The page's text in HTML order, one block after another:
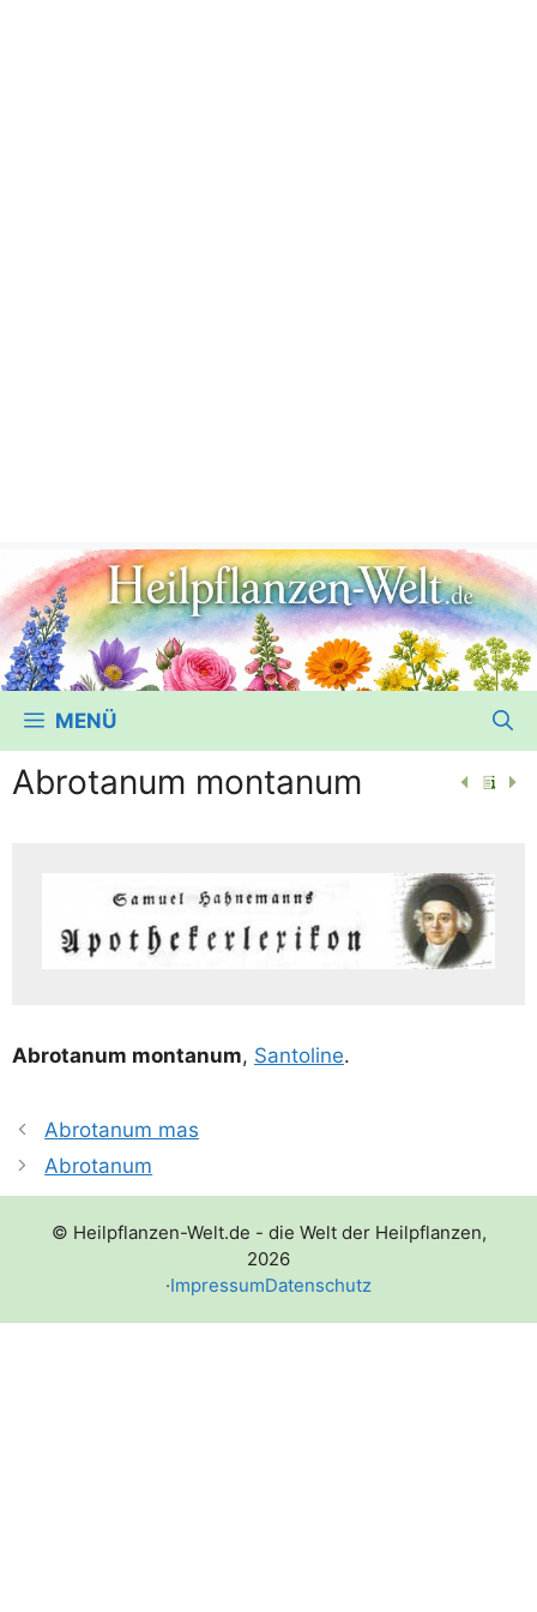
MENÜ
Abrotanum montanum
Abrota­num mon­ta­num, San­to­li­ne.
Abrotanum mas
Abrotanum
© Heilpflanzen-Welt.de - die Welt der Heilpflanzen,
2026
·ImpressumDatenschutz